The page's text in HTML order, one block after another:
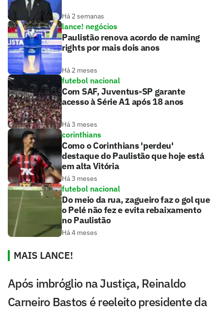
Há 2 semanas
lance! negócios
Paulistão renova acordo de naming
rights por mais dois anos
Há 2 meses
futebol nacional
Com SAF, Juventus-SP garante
acesso à Série A1 após 18 anos
Há 3 meses
corinthians
Como o Corinthians 'perdeu'
destaque do Paulistão que hoje está
em alta Vitória
Há 3 meses
futebol nacional
Do meio da rua, zagueiro faz o gol que
o Pelé não fez e evita rebaixamento
no Paulistão
Há 4 meses
MAIS LANCE!
Após imbróglio na Justiça, Reinaldo
Carneiro Bastos é reeleito presidente da